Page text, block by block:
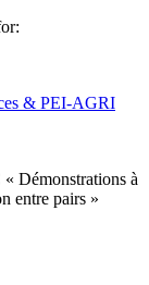
& PEI-AGRI
Démonstrations à
entre pairs »